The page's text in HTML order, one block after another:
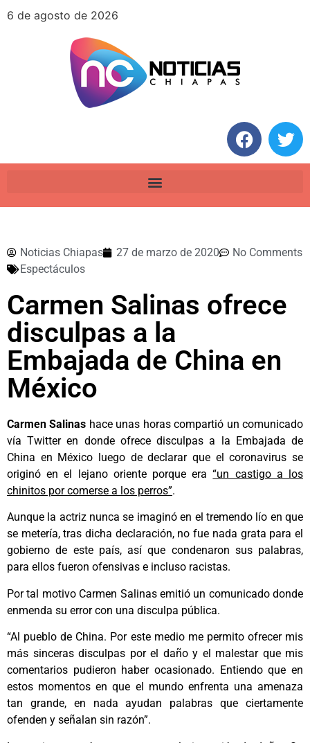
6 de agosto de 2026
Noticias Chiapas 27 de marzo de 2020
No Comments
Espectáculos
Carmen Salinas ofrece
disculpas a la
Embajada de China en
México
Carmen Salinas hace unas horas compartió un comunicado
vía Twitter en donde ofrece disculpas a la Embajada de
China en México luego de declarar que el coronavirus se
originó en el lejano oriente porque era“un castigo a los
chinitos por comerse a los perros”.
Aunque la actriz nunca se imaginó en el tremendo lío en que
se metería, tras dicha declaración, no fue nada grata para el
gobierno de este país, así que condenaron sus palabras,
para ellos fueron ofensivas e incluso racistas.
Por tal motivo Carmen Salinas emitió un comunicado donde
enmenda su error con una disculpa pública.
“Al pueblo de China. Por este medio me permito ofrecer mis
más sinceras disculpas por el daño y el malestar que mis
comentarios pudieron haber ocasionado. Entiendo que en
estos momentos en que el mundo enfrenta una amenaza
tan grande, en nada ayudan palabras que ciertamente
ofenden y señalan sin razón”.